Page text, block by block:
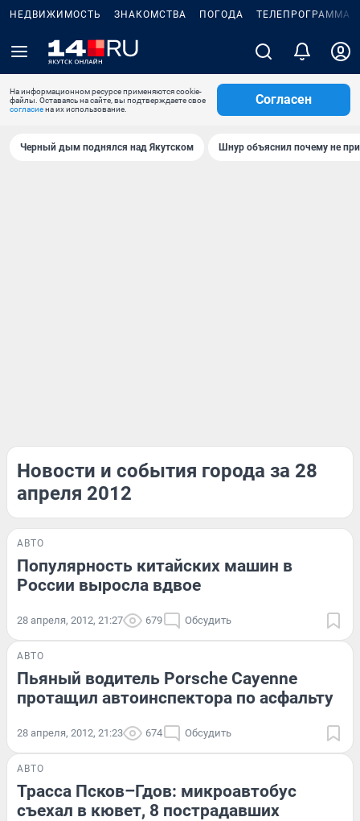
НЕДВИЖИМОСТЬ ЗНАКОМСТВА ПОГОДА ТЕЛЕПРОГРАММА
На информационном ресурсе применяются cookie-
файлы. Оставаясь на сайте, вы подтверждаете свое
согласиена их использование.
Согласен
Черный дым поднялся над Якутском Шнур объяснил почему не
Новости и события города за 28
апреля 2012
АВТО
Популярность китайских машин в
России выросла вдвое
28 апреля, 2012, 21:27 679 Обсудить
АВТО
Пьяный водитель Porsche Cayenne
протащил автоинспектора по асфальту
28 апреля, 2012, 21:23 674 Обсудить
АВТО
Трасса Псков–Гдов: микроавтобус
съехал в кювет, 8 пострадавших